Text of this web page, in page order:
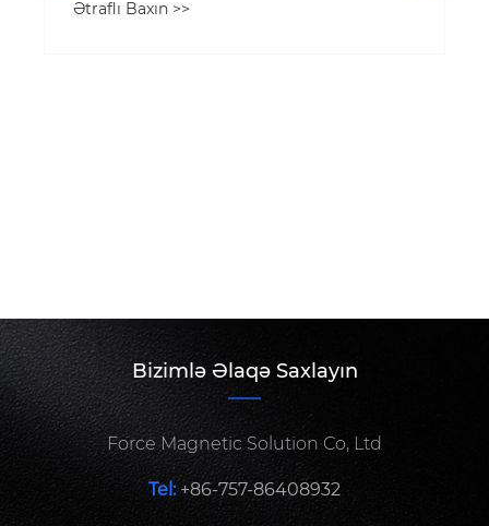
Bizimlə Əlaqə Saxlayın
Force Magnetic Solution Co, Ltd
Tel:+86-757-86408932